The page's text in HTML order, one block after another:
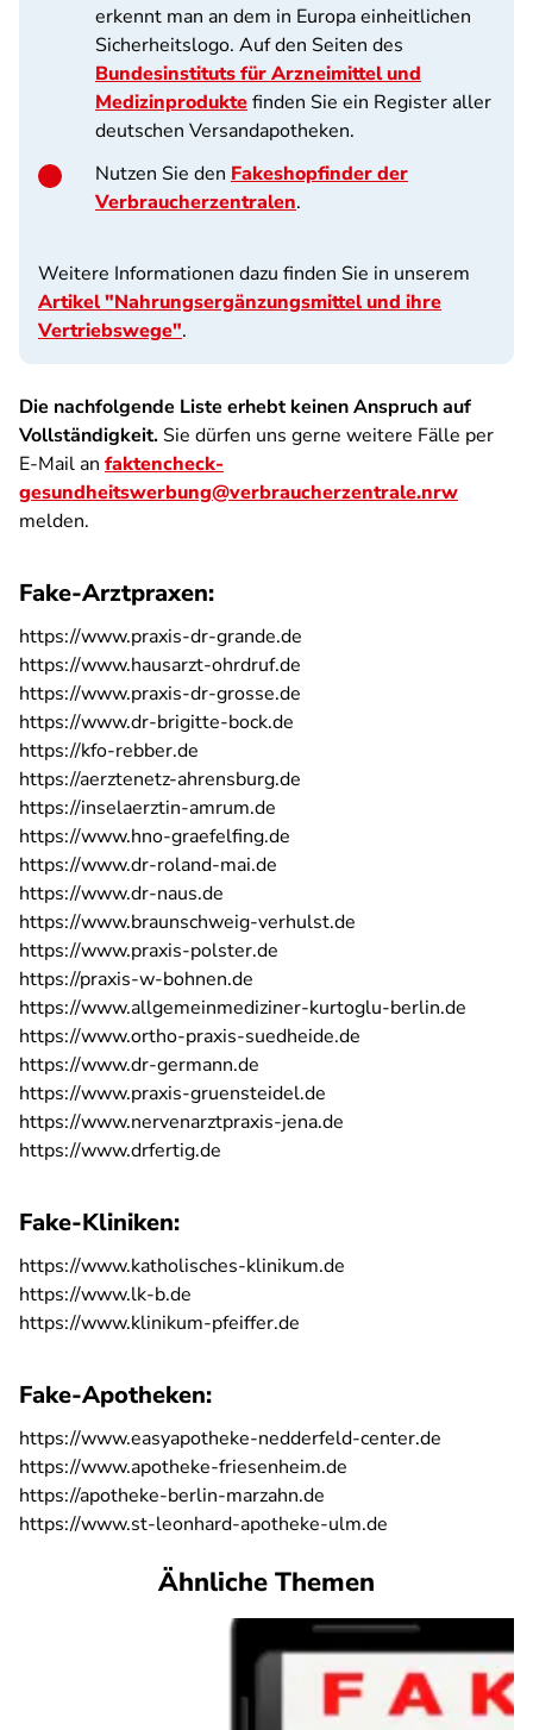
erkennt man an dem in Europa einheitlichen
Sicherheitslogo. Auf den Seiten des
Bundesinstituts für Arzneimittel und
Medizinproduktefinden Sie ein Register aller
deutschen Versandapotheken.
Nutzen Sie den Fakeshopfinder der
Verbraucherzentralen.
Weitere Informationen dazu finden Sie in unserem
Artikel "Nahrungsergänzungsmittel und ihre
Vertriebswege".
Die nachfolgende Liste erhebt keinen Anspruch auf
Vollständigkeit. Sie dürfen uns gerne weitere Fälle per
E-Mail an faktencheck-
gesundheitswerbung@verbraucherzentrale.nrw
melden.
Fake-Arztpraxen:
https://www.praxis-dr-grande.de
https://www.hausarzt-ohrdruf.de
https://www.praxis-dr-grosse.de
https://www.dr-brigitte-bock.de
https://kfo-rebber.de
https://aerztenetz-ahrensburg.de
https://inselaerztin-amrum.de
https://www.hno-graefelfing.de
https://www.dr-roland-mai.de
https://www.dr-naus.de
https://www.braunschweig-verhulst.de
https://www.praxis-polster.de
https://praxis-w-bohnen.de
https://www.allgemeinmediziner-kurtoglu-berlin.de
https://www.ortho-praxis-suedheide.de
https://www.dr-germann.de
https://www.praxis-gruensteidel.de
https://www.nervenarztpraxis-jena.de
https://www.drfertig.de
Fake-Kliniken:
https://www.katholisches-klinikum.de
https://www.lk-b.de
https://www.klinikum-pfeiffer.de
Fake-Apotheken:
https://www.easyapotheke-nedderfeld-center.de
https://www.apotheke-friesenheim.de
https://apotheke-berlin-marzahn.de
https://www.st-leonhard-apotheke-ulm.de
Ähnliche Themen